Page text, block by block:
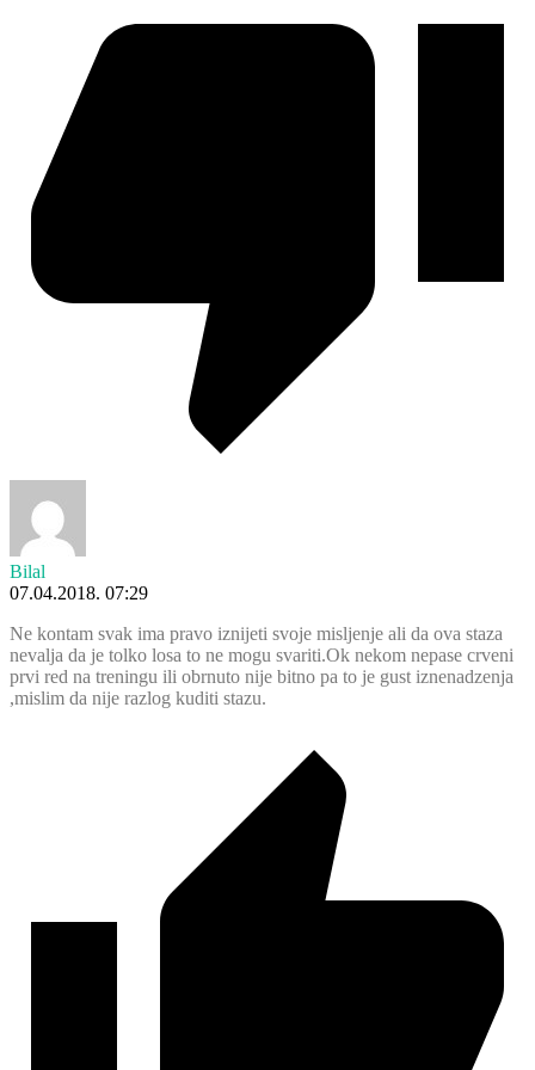
Bilal
07.04.2018. 07:29
Ne kontam svak ima pravo iznijeti svoje misljenje ali da ova staza
nevalja da je tolko losa to ne mogu svariti.Ok nekom nepase crveni
prvi red na treningu ili obrnuto nije bitno pa to je gust iznenadzenja
,mislim da nije razlog kuditi stazu.